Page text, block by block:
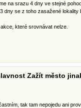
na srazu 4 dny ve stejné
dny se z toho zasažené lokality
které srovnávat nelze.
Zažít město
tak tam nepojedu ani